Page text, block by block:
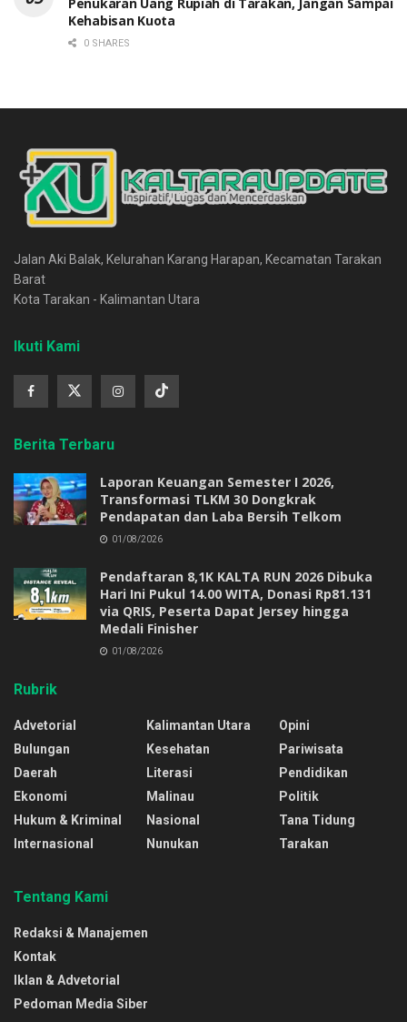
Kehabisan Kuota
0 SHARES
Jalan Aki Balak, Kelurahan Karang Harapan, Kecamatan Tarakan
Barat
Kota Tarakan - Kalimantan Utara
Ikuti Kami
Berita Terbaru
Laporan Keuangan Semester I 2026,
Transformasi TLKM 30 Dongkrak
Pendapatan dan Laba Bersih Telkom
01/08/2026
Pendaftaran 8,1K KALTA RUN 2026 Dibuka
Hari Ini Pukul 14.00 WITA, Donasi Rp81.131
via QRIS, Peserta Dapat Jersey hingga
Medali Finisher
01/08/2026
Rubrik
Advetorial
Bulungan
Daerah
Ekonomi
Hukum & Kriminal
Internasional
Kalimantan Utara
Kesehatan
Literasi
Malinau
Nasional
Nunukan
Opini
Pariwisata
Pendidikan
Politik
Tana Tidung
Tarakan
Tentang Kami
Redaksi & Manajemen
Kontak
Iklan & Advetorial
Pedoman Media Siber